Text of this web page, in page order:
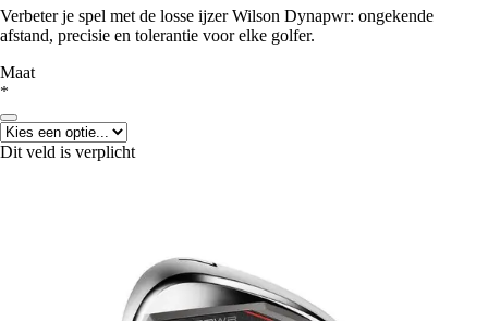
Verbeter je spel met de losse ijzer Wilson Dynapwr: ongekende
afstand, precisie en tolerantie voor elke golfer.
Maat
*
Dit veld is verplicht